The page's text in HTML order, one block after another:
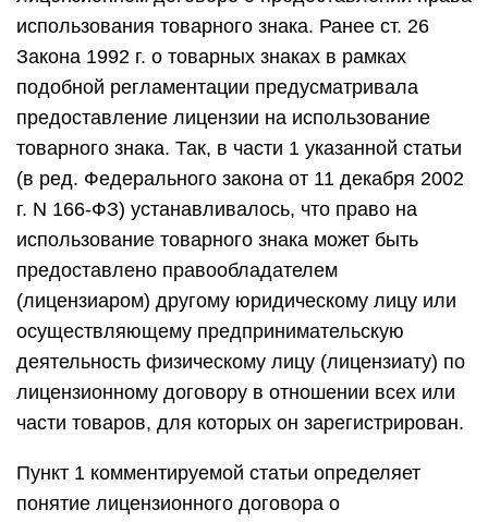
использования товарного знака. Ранее ст. 26
Закона 1992 г. о товарных знаках в рамках
подобной регламентации предусматривала
предоставление лицензии на использование
товарного знака. Так, в части 1 указанной статьи
(в ред. Федерального закона от 11 декабря 2002
г. N 166-ФЗ) устанавливалось, что право на
использование товарного знака может быть
предоставлено правообладателем
(лицензиаром) другому юридическому лицу или
осуществляющему предпринимательскую
деятельность физическому лицу (лицензиату) по
лицензионному договору в отношении всех или
части товаров, для которых он зарегистрирован.
Пункт 1 комментируемой статьи определяет
понятие лицензионного договора о